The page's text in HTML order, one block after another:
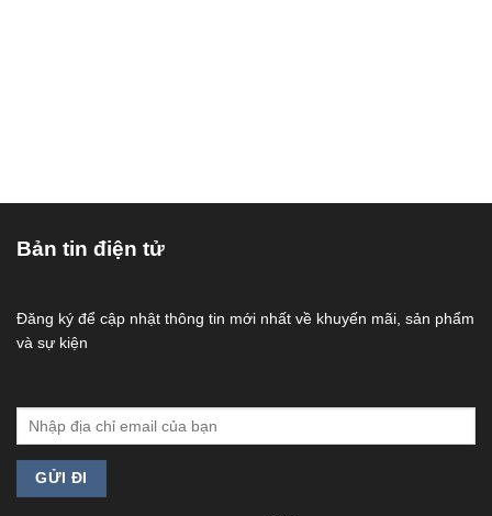
Bản tin điện tử
Đăng ký để cập nhật thông tin mới nhất về khuyến mãi, sản phẩm
và sự kiện